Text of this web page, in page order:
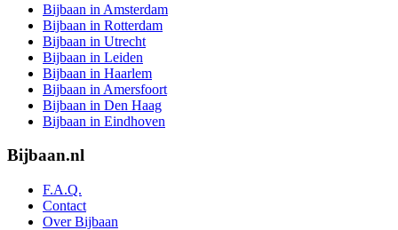
Bijbaan in Amsterdam
Bijbaan in Rotterdam
Bijbaan in Utrecht
Bijbaan in Leiden
Bijbaan in Haarlem
Bijbaan in Amersfoort
Bijbaan in Den Haag
Bijbaan in Eindhoven
Bijbaan.nl
F.A.Q.
Contact
Over Bijbaan